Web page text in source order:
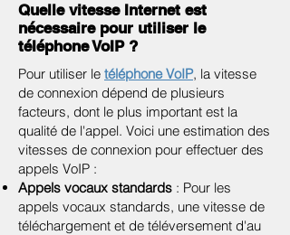
Quelle vitesse Internet est
nécessaire pour utiliser le
téléphone VoIP ?
Pour utiliser le téléphone VoIP, la vitesse
de connexion dépend de plusieurs
facteurs, dont le plus important est la
qualité de l'appel. Voici une estimation des
vitesses de connexion pour effectuer des
appels VoIP :
Appels vocaux standards : Pour les
appels vocaux standards, une vitesse de
téléchargement et de téléversement d'au